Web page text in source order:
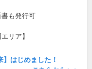
も発行可
リア】
】はじめました！